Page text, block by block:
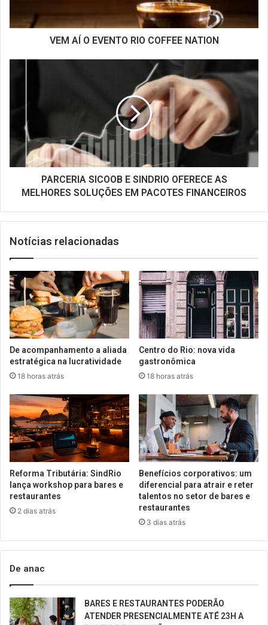
VEM AÍ O EVENTO RIO COFFEE NATION
MELHORES
SOLUÇÕES
EM
PACOTES
FINANCEIROS
PARCERIA SICOOB E SINDRIO OFERECE AS
MELHORES SOLUÇÕES EM PACOTES FINANCEIROS
Notícias relacionadas
De acompanhamento a aliada
estratégica na lucratividade
18 horas atrás
Centro do Rio: nova vida
gastronômica
18 horas atrás
Reforma Tributária: SindRio
lança workshop para bares e
restaurantes
2 dias atrás
Benefícios corporativos: um
diferencial para atrair e reter
talentos no setor de bares e
restaurantes
3 dias atrás
De anac
BARES E RESTAURANTES PODERÃO
ATENDER PRESENCIALMENTE ATÉ 23H A